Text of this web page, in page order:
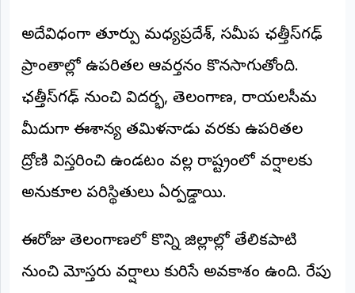
అదేవిధంగా తూర్పు మధ్యప్రదేశ్, సమీప ఛత్తీస్‌గఢ్
ప్రాంతాల్లో ఉపరితల ఆవర్తనం కొనసాగుతోంది.
ఛత్తీస్‌గఢ్ నుంచి విదర్భ, తెలంగాణ, రాయలసీమ
మీదుగా ఈశాన్య తమిళనాడు వరకు ఉపరితల
ద్రోణి విస్తరించి ఉండటం వల్ల రాష్ట్రంలో వర్షాలకు
అనుకూల పరిస్థితులు ఏర్పడ్డాయి.
ఈరోజు తెలంగాణలో కొన్ని జిల్లాల్లో తేలికపాటి
నుంచి మోస్తరు వర్షాలు కురిసే అవకాశం ఉంది. రేపు